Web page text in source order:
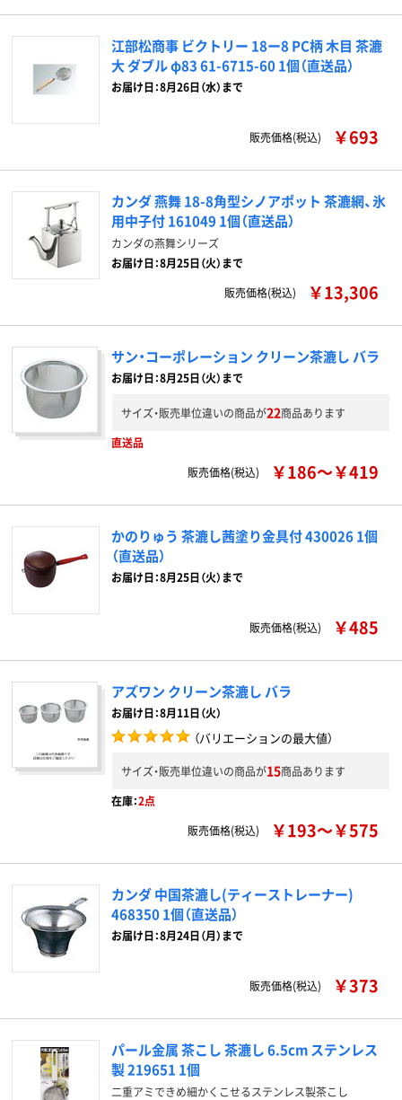
江部松商事 ビクトリー 18ー8 PC柄 木目 茶漉
大 ダブル φ83 61-6715-60 1個（直送品）
お届け日：8月26日（水）まで
販売価格(税込) ￥693
カンダ 燕舞 18-8角型シノアポット 茶漉網、氷
用中子付 161049 1個（直送品）
カンダの燕舞シリーズ
お届け日：8月25日（火）まで
販売価格(税込)
￥13,306
サン・コーポレーション クリーン茶漉し バラ
お届け日：8月25日（火）まで
サイズ・販売単位違いの商品が22商品あります
直送品
販売価格(税込)
￥186～￥419
かのりゅう 茶漉し茜塗り金具付 430026 1個
（直送品）
お届け日：8月25日（火）まで
販売価格(税込) ￥485
アズワン クリーン茶漉し バラ
お届け日：8月11日（火）
（バリエーションの最大値）
サイズ・販売単位違いの商品が15商品あります
在庫：2点
販売価格(税込)
￥193～￥575
カンダ 中国茶漉し(ティーストレーナー)
468350 1個（直送品）
お届け日：8月24日（月）まで
販売価格(税込) ￥373
パール金属 茶こし 茶漉し 6.5cm ステンレス
製 219651 1個
二重アミできめ細かくこせるステンレス製茶こし